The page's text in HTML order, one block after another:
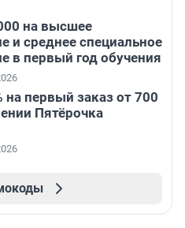
на высшее
и среднее специальное
в первый год обучения
на первый заказ от 700
Пятёрочка